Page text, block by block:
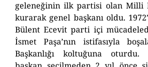
geleneğinin ilk partisi olan Milli
kurarak genel başkanı oldu.
Bülent Ecevit parti içi
İsmet Paşa’nın istifasıyla
Başkanlığı koltuğuna